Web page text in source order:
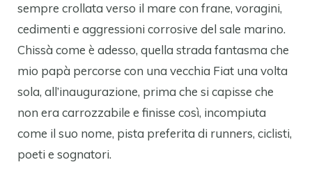
sempre crollata verso il mare con frane, voragini,
cedimenti e aggressioni corrosive del sale marino.
Chissà come è adesso, quella strada fantasma che
mio papà percorse con una vecchia Fiat una volta
sola, all’inaugurazione, prima che si capisse che
non era carrozzabile e finisse così, incompiuta
come il suo nome, pista preferita di runners, ciclisti,
poeti e sognatori.